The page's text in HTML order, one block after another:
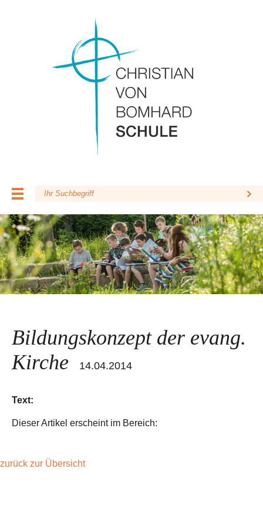
Bildungskonzept der evang.
Kirche 14.04.2014
Text:
Dieser Artikel erscheint im Bereich:
zurück zur Übersicht